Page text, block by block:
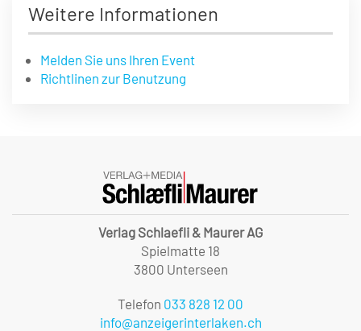
Weitere Informationen
Melden Sie uns Ihren Event
Richtlinen zur Benutzung
Verlag Schlaefli & Maurer AG
Spielmatte 18
3800 Unterseen
Telefon 033 828 12 00
info@anzeigerinterlaken.ch